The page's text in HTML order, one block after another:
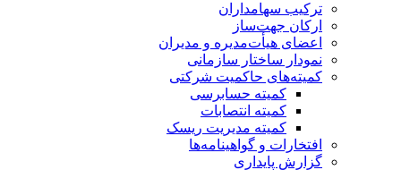
ترکیب سهامداران
ارکان جهت‌ساز
اعضای هیأت‌مدیره و مدیران
نمودار ساختار سازمانی
کمیته‌های حاکمیت شرکتی
کمیته حسابرسی
کمیته انتصابات
کمیته مدیریت ریسک
افتخارات و گواهینامه‌ها
گزارش پایداری